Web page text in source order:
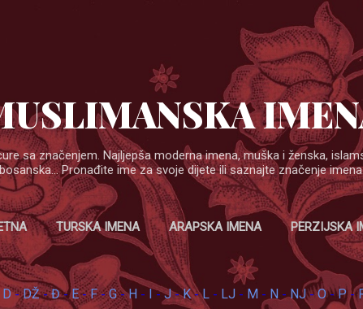
sa značenjem. Najljepša moderna imena, muška i ženska,
bosanska... Pronađite ime za svoje dijete ili saznajte značenje
TURSKA IMENA ARAPSKA IMENA PERZIJSKA
D-DŽ-Đ-E-F-G-H - I-J-K-L - LJ - M - N -NJ-O-P -